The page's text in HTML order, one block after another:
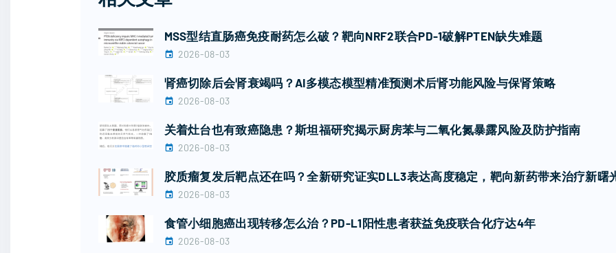
MSS型结直肠癌免疫耐药怎么破？靶向NRF2联合PD-1破解PTEN缺失难题
2026-08-03
肾癌切除后会肾衰竭吗？AI多模态模型精准预测术后肾功能风险与保肾策略
2026-08-03
关着灶台也有致癌隐患？斯坦福研究揭示厨房苯与二氧化氮暴露风险及防护指南
2026-08-03
胶质瘤复发后靶点还在吗？全新研究证实DLL3表达高度稳定，靶向新药带来治疗新曙
2026-08-03
食管小细胞癌出现转移怎么治？PD-L1阳性患者获益免疫联合化疗达4年
2026-08-03